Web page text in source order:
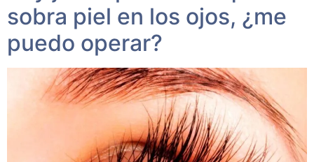
sobra piel en los ojos, ¿me
puedo operar?